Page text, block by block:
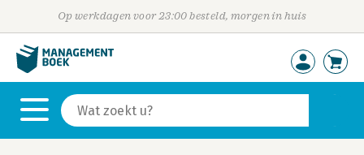
Op werkdagen voor 23:00 besteld, morgen in huis